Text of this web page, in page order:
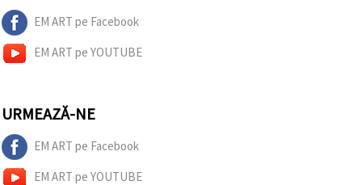
EM ART pe Facebook
EM ART pe YOUTUBE
URMEAZĂ-NE
EM ART pe Facebook
EM ART pe YOUTUBE